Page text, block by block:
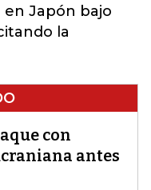
en Japón bajo
la
con
antes